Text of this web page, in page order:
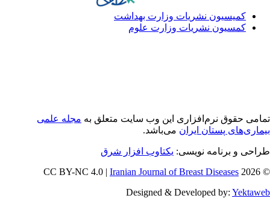
کمیسیون نشریات وزارت بهداشت
کمسیون نشریات وزارت علوم
حقوق نرم‌افزاری اين وب سایت متعلق بهمجله علمی
پستان ایران می‌باشد.
و برنامه نویسی: یکتاوب افزار شرق
©
Iranian Journal of Breast Diseases
Designed & Developed by: